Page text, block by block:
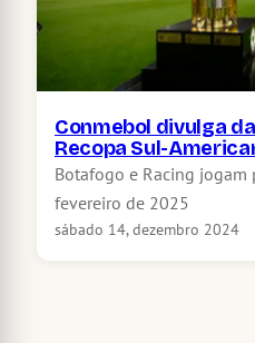
Conmebol divulga
Recopa Sul-
Botafogo e Racing
fevereiro de 2025
sábado 14, dezembro 2024